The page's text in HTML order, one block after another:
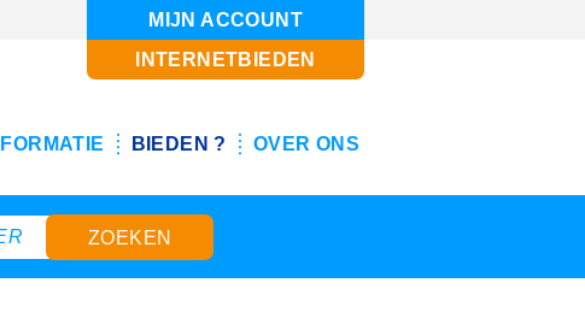
MIJN ACCOUNT
INTERNETBIEDEN
BIEDEN ? OVER ONS